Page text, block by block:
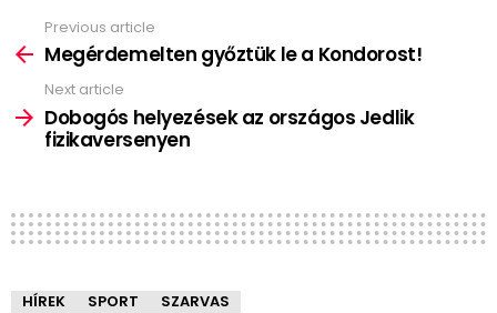
more
Previous article
Megérdemelten győztük le a Kondorost!
Next article
Dobogós helyezések az országos Jedlik
fizikaversenyen
HÍREK SPORT SZARVAS